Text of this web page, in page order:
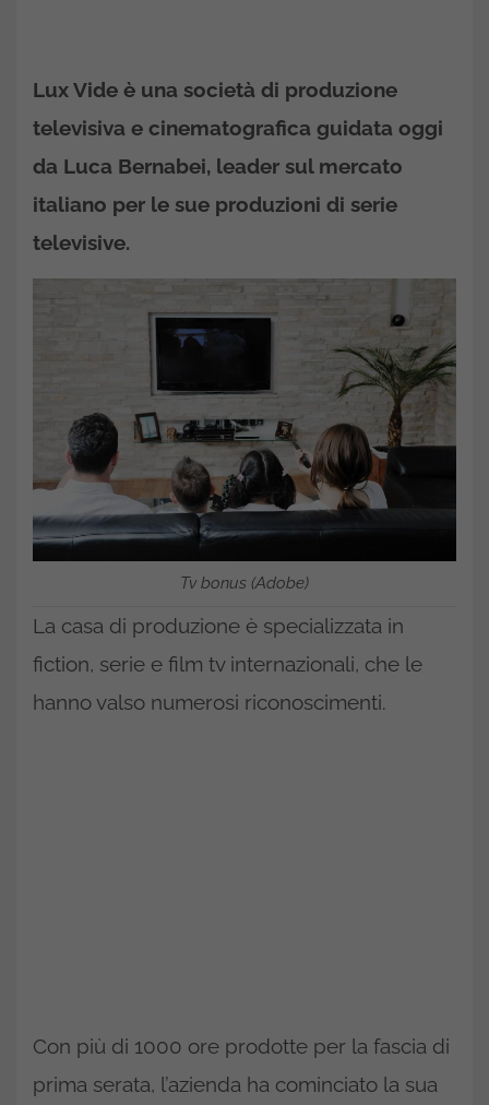
Lux Vide è una società di produzione
televisiva e cinematografica guidata oggi
da Luca Bernabei, leader sul mercato
italiano per le sue produzioni di serie
televisive.
Tv bonus (Adobe)
La casa di produzione è specializzata in
fiction, serie e film tv internazionali, che le
hanno valso numerosi riconoscimenti.
Con più di 1000 ore prodotte per la fascia di
prima serata, l’azienda ha cominciato la sua